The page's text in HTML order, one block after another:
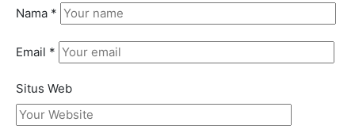
Nama *
Email *
Situs Web